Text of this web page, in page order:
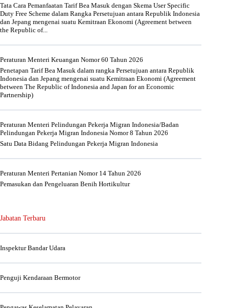
Tata Cara Pemanfaatan Tarif Bea Masuk dengan Skema User Specific
Duty Free Scheme dalam Rangka Persetujuan antara Republik Indonesia
dan Jepang mengenai suatu Kemitraan Ekonomi (Agreement between
the Republic of...
Peraturan Menteri Keuangan Nomor 60 Tahun 2026
Penetapan Tarif Bea Masuk dalam rangka Persetujuan antara Republik
Indonesia dan Jepang mengenai suatu Kemitraan Ekonomi (Agreement
between The Republic of Indonesia and Japan for an Economic
Partnership)
Peraturan Menteri Pelindungan Pekerja Migran Indonesia/Badan
Pelindungan Pekerja Migran Indonesia Nomor 8 Tahun 2026
Satu Data Bidang Pelindungan Pekerja Migran Indonesia
Peraturan Menteri Pertanian Nomor 14 Tahun 2026
Pemasukan dan Pengeluaran Benih Hortikultur
Jabatan Terbaru
Inspektur Bandar Udara
Penguji Kendaraan Bermotor